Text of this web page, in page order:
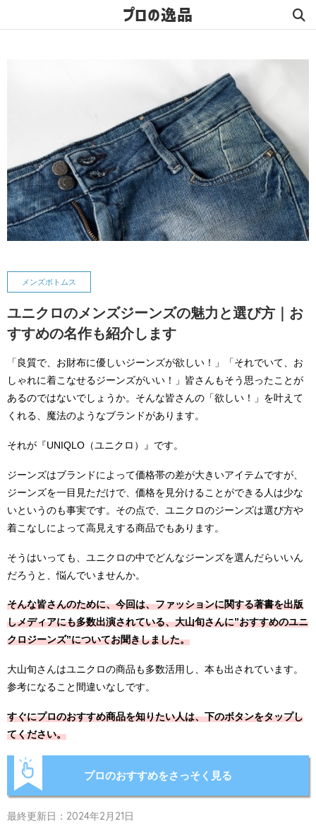
プロの逸品
メンズボトムス
ユニクロのメンズジーンズの魅力と選び方｜お
すすめの名作も紹介します
「良質で、お財布に優しいジーンズが欲しい！」「それでいて、お
しゃれに着こなせるジーンズがいい！」皆さんもそう思ったことが
あるのではないでしょうか。そんな皆さんの「欲しい！」を叶えて
くれる、魔法のようなブランドがあります。
それが『UNIQLO（ユニクロ）』です。
ジーンズはブランドによって価格帯の差が大きいアイテムですが、
ジーンズを一目見ただけで、価格を見分けることができる人は少な
いというのも事実です。その点で、ユニクロのジーンズは選び方や
着こなしによって高見えする商品でもあります。
そうはいっても、ユニクロの中でどんなジーンズを選んだらいいん
だろうと、悩んでいませんか。
そんな皆さんのために、今回は、ファッションに関する著書を出版
しメディアにも多数出演されている、大山旬さんに”おすすめのユニ
クロジーンズ”についてお聞きしました。
大山旬さんはユニクロの商品も多数活用し、本も出されています。
参考になること間違いなしです。
すぐにプロのおすすめ商品を知りたい人は、下のボタンをタップし
てください。
プロのおすすめをさっそく見る
最終更新日：2024年2月21日